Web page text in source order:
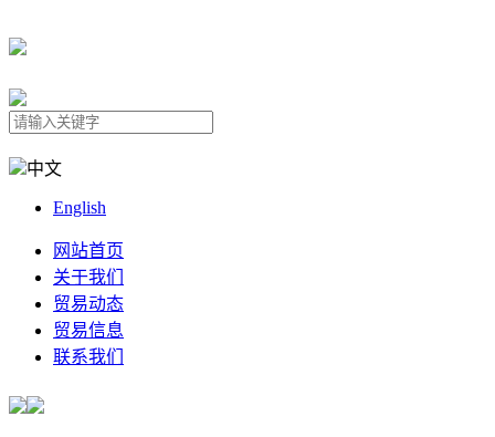
中文
English
网站首页
关于我们
贸易动态
贸易信息
联系我们